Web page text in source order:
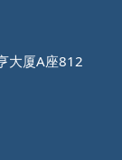
大厦A座812